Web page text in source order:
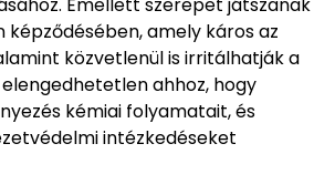
Emellett szerepet játszanak
képződésében, amely káros az
közvetlenül is irritálhatják a
ahhoz, hogy
kémiai folyamatait, és
intézkedéseket